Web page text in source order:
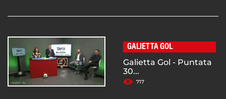
GALIETTA GOL
Galietta Gol - Puntata
30...
717